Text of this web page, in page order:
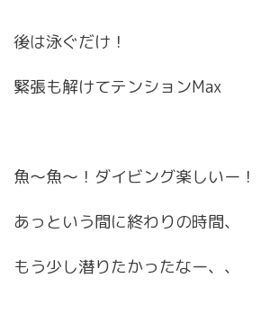
後は泳ぐだけ！
緊張も解けてテンションMax
魚〜魚〜！ダイビング楽しいー！
あっという間に終わりの時間、
もう少し潜りたかったなー、、